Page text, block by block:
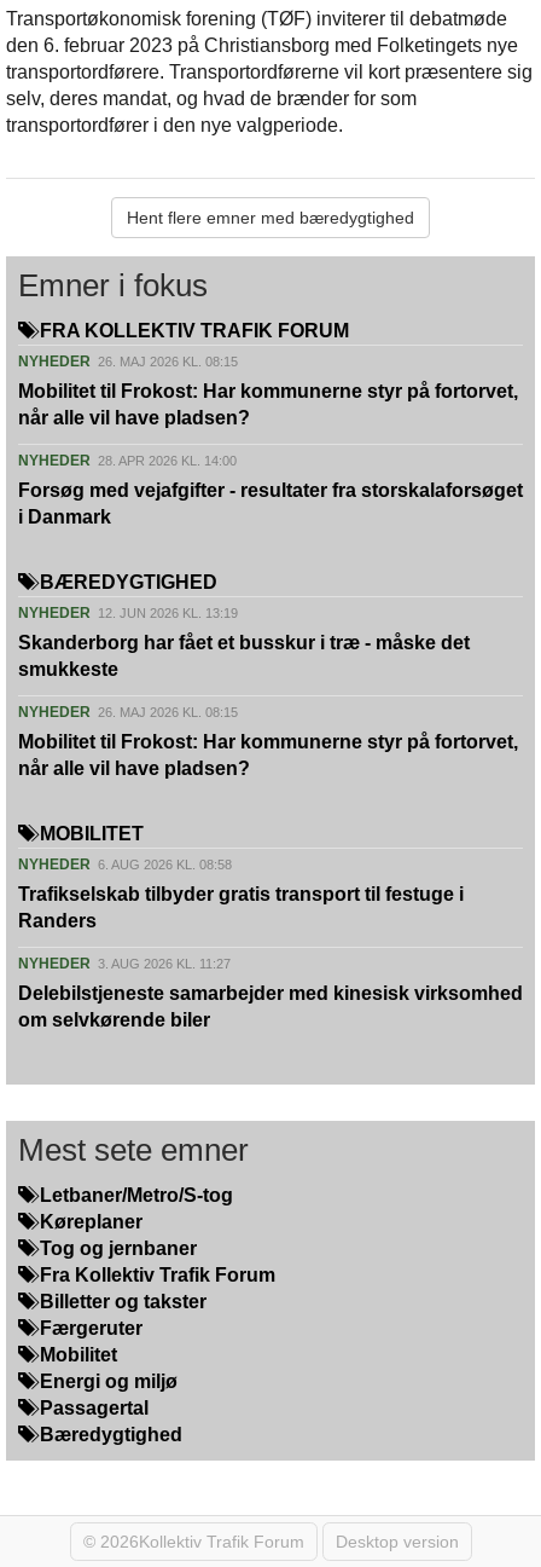
Transportøkonomisk forening (TØF) inviterer til debatmøde
den 6. februar 2023 på Christiansborg med Folketingets nye
transportordførere. Transportordførerne vil kort præsentere sig
selv, deres mandat, og hvad de brænder for som
transportordfører i den nye valgperiode.
Hent flere emner med bæredygtighed
Emner i fokus
FRA KOLLEKTIV TRAFIK FORUM
NYHEDER 26. MAJ 2026 KL. 08:15
Mobilitet til Frokost: Har kommunerne styr på fortorvet,
når alle vil have pladsen?
NYHEDER 28. APR 2026 KL. 14:00
Forsøg med vejafgifter - resultater fra storskalaforsøget
i Danmark
BÆREDYGTIGHED
NYHEDER 12. JUN 2026 KL. 13:19
Skanderborg har fået et busskur i træ - måske det
smukkeste
NYHEDER 26. MAJ 2026 KL. 08:15
Mobilitet til Frokost: Har kommunerne styr på fortorvet,
når alle vil have pladsen?
MOBILITET
NYHEDER 6. AUG 2026 KL. 08:58
Trafikselskab tilbyder gratis transport til festuge i
Randers
NYHEDER 3. AUG 2026 KL. 11:27
Delebilstjeneste samarbejder med kinesisk virksomhed
om selvkørende biler
Mest sete emner
Letbaner/Metro/S-tog
Køreplaner
Tog og jernbaner
Fra Kollektiv Trafik Forum
Billetter og takster
Færgeruter
Mobilitet
Energi og miljø
Passagertal
Bæredygtighed
© 2026Kollektiv Trafik Forum Desktop version